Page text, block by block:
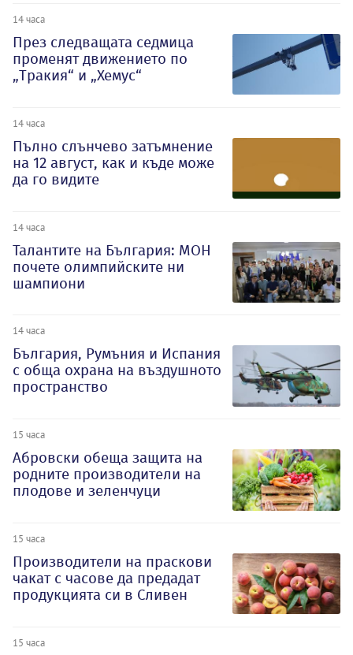
14 часа
През следващата седмица
променят движението по
„Тракия“ и „Хемус“
14 часа
Пълно слънчево затъмнение
на 12 август, как и къде може
да го видите
14 часа
Талантите на България: МОН
почете олимпийските ни
шампиони
14 часа
България, Румъния и Испания
с обща охрана на въздушното
пространство
15 часа
Абровски обеща защита на
родните производители на
плодове и зеленчуци
15 часа
Производители на праскови
чакат с часове да предадат
продукцията си в Сливен
15 часа